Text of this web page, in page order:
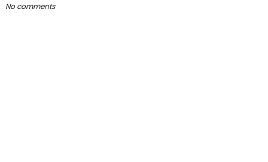
No comments